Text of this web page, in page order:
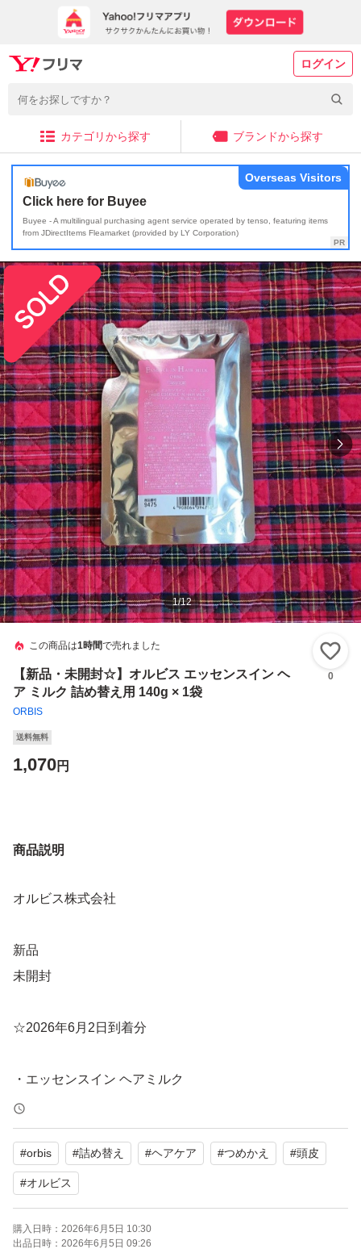
ログイン
カテゴリから探す ブランドから探す
Click here for Buyee
Buyee - A multilingual purchasing agent service operated by tenso, featuring items
from JDirectItems Fleamarket (provided by LY Corporation)
Overseas Visitors
1/12
この商品は1時間で売れました
【新品・未開封☆】オルビス エッセンスイン ヘ
ア ミルク 詰め替え用 140g × 1袋
ORBIS
0
送料無料
1,070円
商品説明
オルビス株式会社
新品
未開封
☆2026年6月2日到着分
・エッセンスイン ヘアミルク
（ヘアトリートメント）
詰め替え用 140g × 1パック
*
*
#orbis #詰め替え #ヘアケア #つめかえ #頭皮
#オルビス
購入日時： 2026年6月5日 10:30
出品日時： 2026年6月5日 09:26